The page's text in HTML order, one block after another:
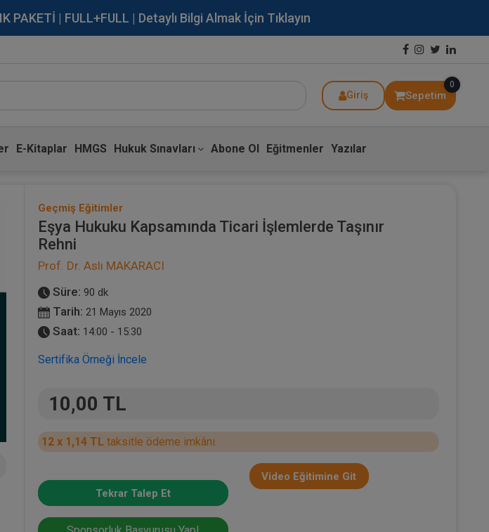
PAKETİ | FULL+FULL | Detaylı Bilgi Almak İçin Tıklayın
Giriş Sepetim
0
E-Kitaplar HMGS Hukuk Sınavları Abone Ol Eğitmenler Yazılar
Geçmiş Eğitimler
Eşya Hukuku Kapsamında Ticari İşlemlerde Taşınır
Rehni
Prof. Dr. Aslı MAKARACI
Süre: 90 dk
Tarih: 21 Mayıs 2020
Saat: 14:00 - 15:30
Sertifika Örneği İncele
10,00 TL
12 x 1,14 TL taksitle ödeme imkânı.
Tekrar Talep Et
Video Eğitimine Git